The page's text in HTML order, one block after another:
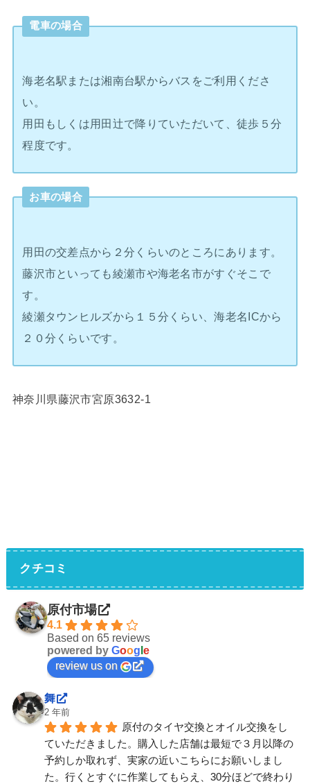
電車の場合
海老名駅または湘南台駅からバスをご利用くださ
い。
用田もしくは用田辻で降りていただいて、徒歩５分
程度です。
お車の場合
用田の交差点から２分くらいのところにあります。
藤沢市といっても綾瀬市や海老名市がすぐそこで
す。
綾瀬タウンヒルズから１５分くらい、海老名ICから
２０分くらいです。
神奈川県藤沢市宮原3632-1
クチコミ
原付市場
4.1
Based on 65 reviews
powered by Goog e
review us on
舞
2 年前
原付のタイヤ交換とオイル交換をし
ていただきました。購入した店舗は最短で３月以降の
予約しか取れず、実家の近いこちらにお願いしまし
た。行くとすぐに作業してもらえ、30分ほどで終わり